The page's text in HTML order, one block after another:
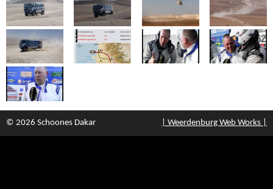
© 2026 Schoones Dakar | Weerdenburg Web Works |